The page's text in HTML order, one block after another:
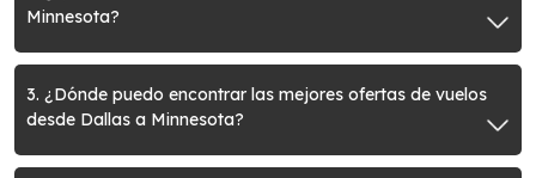
Minnesota?
3. ¿Dónde puedo encontrar las mejores ofertas de vuelos
desde Dallas a Minnesota?